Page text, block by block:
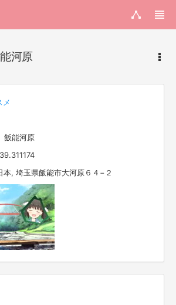
河原
メ
飯能河原
, 埼玉県飯能市大河原６４−２